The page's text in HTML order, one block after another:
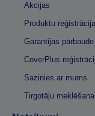
Akcijas
Produktu reģistrācija
Garantijas pārbaude
CoverPlus
Sazinies ar mums
Tirgotāju meklēšana